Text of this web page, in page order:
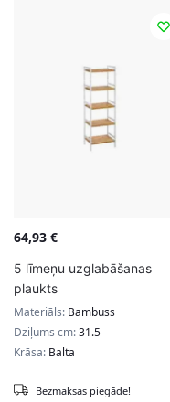
64,93 €
5 līmeņu uzglabāšanas
plaukts
Materiāls: Bambuss
Dziļums cm:31.5
Krāsa: Balta
Bezmaksas piegāde!